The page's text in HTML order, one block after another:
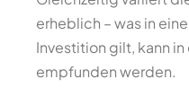
erheblich – was in
Investition gilt, kann in
empfunden werden.